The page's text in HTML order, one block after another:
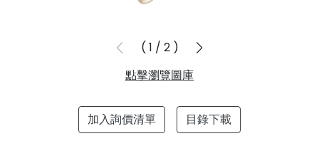
1 / 2
點擊瀏覽圖庫
加入詢價清單 目錄下載